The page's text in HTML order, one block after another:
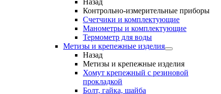
Назад
Контрольно-измерительные приборы
Счетчики и комплектующие
Манометры и комплектующие
Термометр для воды
Метизы и крепежные изделия
Назад
Метизы и крепежные изделия
Хомут крепежный с резиновой
прокладкой
Болт, гайка, шайба